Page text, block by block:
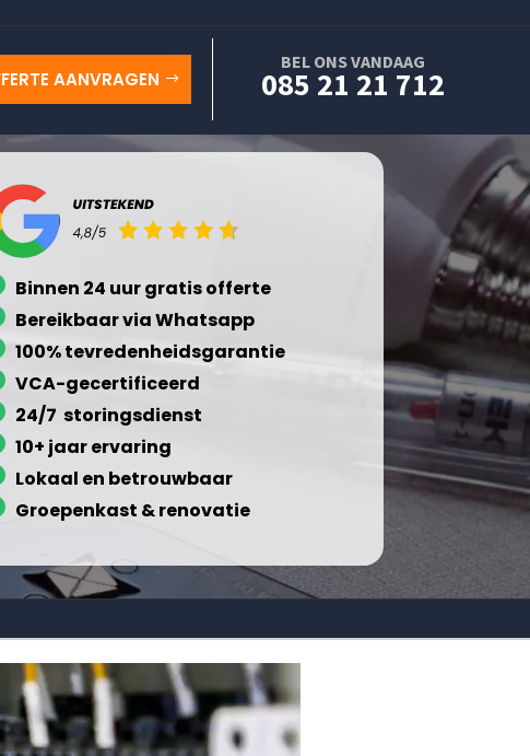
AANVRAGEN
BEL ONS VANDAAG
085 21 21 712
Binnen 24 uur gratis offerte
Bereikbaar via Whatsapp
100% tevredenheidsgarantie
VCA-gecertificeerd
24/7 storingsdienst
10+ jaar ervaring
Lokaal en betrouwbaar
Groepenkast & renovatie